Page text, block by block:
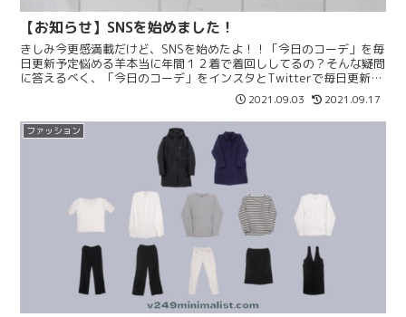
【お知らせ】SNSを始めました！
きしみ今更感満載だけど、SNSを始めたよ！！「今日のコーデ」を毎
日更新予定悩める羊本当に年間１２着で着回ししてるの？そんな疑問
に答えるべく、「今日のコーデ」をインスタとTwitterで毎日更新予
定です。ミニマリスト厳選のアイテムをどんな風に...
2021.09.03 2021.09.17
ファッション